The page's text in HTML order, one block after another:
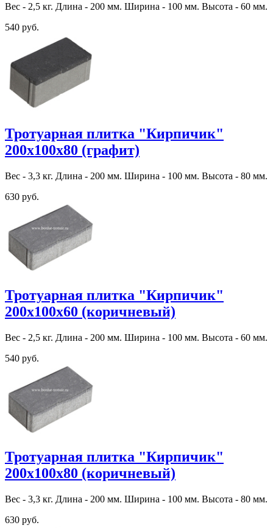
Вес - 2,5 кг. Длина - 200 мм. Ширина - 100 мм. Высота - 60 мм.
540 руб.
Тротуарная плитка "Кирпичик"
200х100х80 (графит)
Вес - 3,3 кг. Длина - 200 мм. Ширина - 100 мм. Высота - 80 мм.
630 руб.
Тротуарная плитка "Кирпичик"
200х100х60 (коричневый)
Вес - 2,5 кг. Длина - 200 мм. Ширина - 100 мм. Высота - 60 мм.
540 руб.
Тротуарная плитка "Кирпичик"
200х100х80 (коричневый)
Вес - 3,3 кг. Длина - 200 мм. Ширина - 100 мм. Высота - 80 мм.
630 руб.